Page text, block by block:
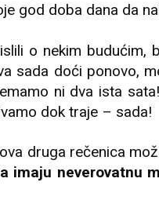
god doba dana da
o nekim budućim,
sada doći ponovo,
ni dva ista
dok traje – sada!
druga rečenica
imaju neverovatnu